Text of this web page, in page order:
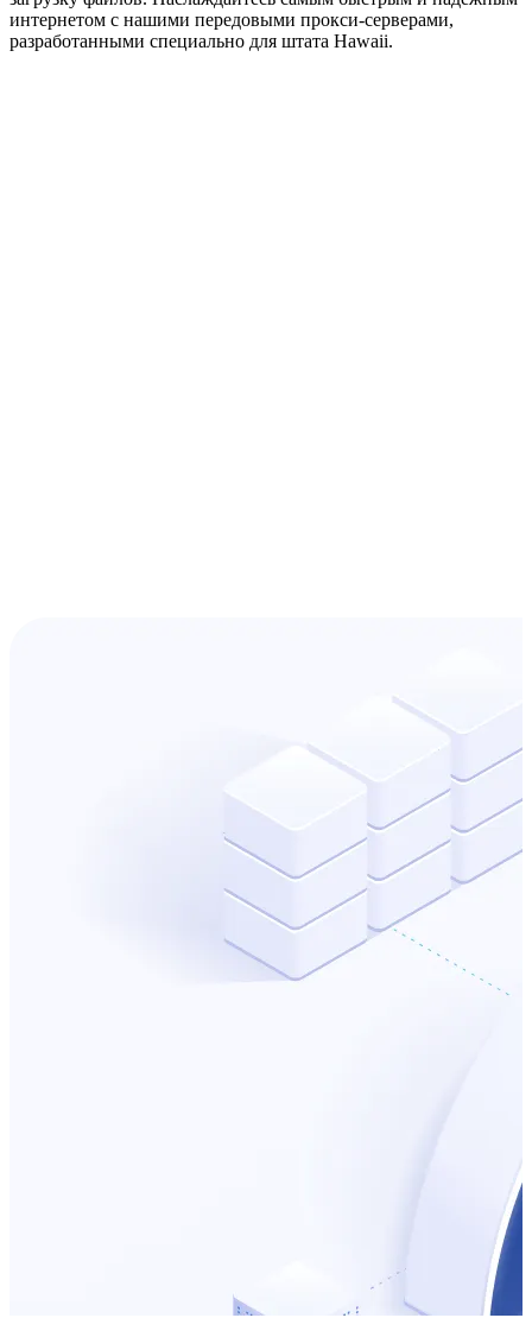
интернетом с нашими передовыми прокси-серверами,
разработанными специально для штата Hawaii.